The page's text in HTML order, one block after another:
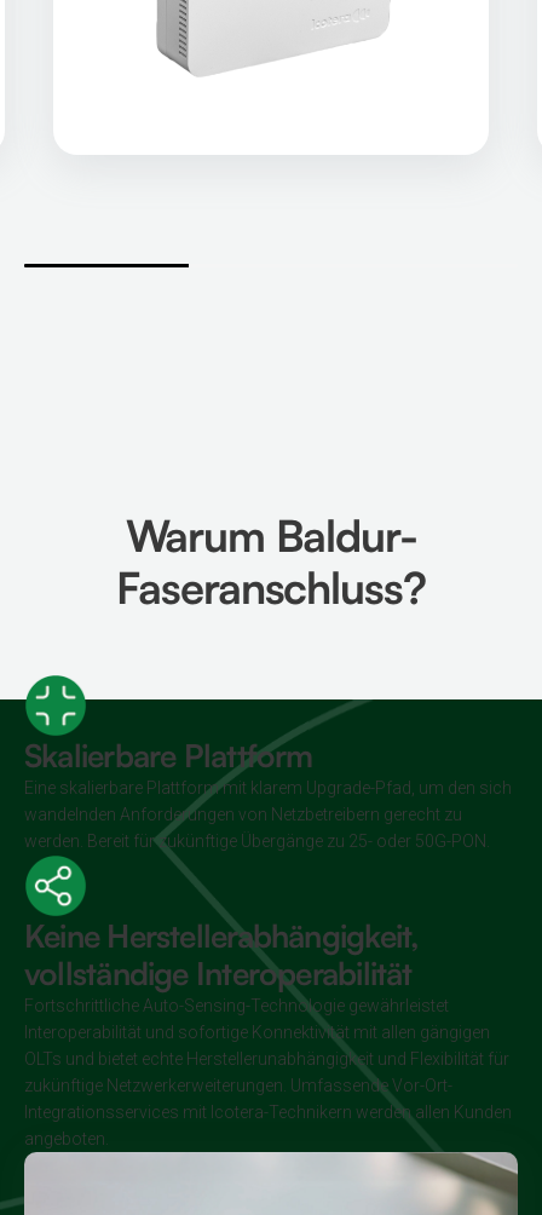
Warum Baldur-
Faseranschluss?
Skalierbare Plattform
Eine skalierbare Plattform mit klarem Upgrade-Pfad, um den sich
wandelnden Anforderungen von Netzbetreibern gerecht zu
werden. Bereit für zukünftige Übergänge zu 25- oder 50G-PON.
Keine Herstellerabhängigkeit,
vollständige Interoperabilität
Fortschrittliche Auto-Sensing-Technologie gewährleistet
Interoperabilität und sofortige Konnektivität mit allen gängigen
OLTs und bietet echte Herstellerunabhängigkeit und Flexibilität für
zukünftige Netzwerkerweiterungen. Umfassende Vor-Ort-
Integrationsservices mit Icotera-Technikern werden allen Kunden
angeboten.